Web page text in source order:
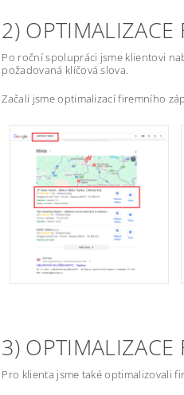
2)
Po roční spolupráci jsme klientovi
požadovaná klíčová slova.
Začali jsme optimalizací firemního
3) OPTIMALIZACE
Pro klienta jsme také optimalizovali